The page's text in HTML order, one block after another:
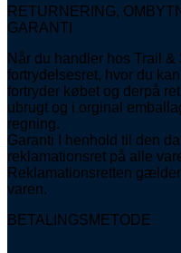
RETURNERING,
GARANTI
Når du handler hos Trail
fortrydelsesret, hvor du
fortryder købet og derpå
ubrugt og i orginal
regning.
Garanti I henhold til den
reklamationsret på alle
Reklamationsretten
varen.
BETALINGSMETODE